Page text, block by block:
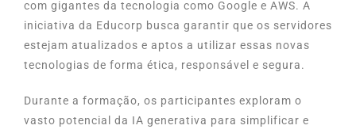
com gigantes da tecnologia como Google e AWS. A
iniciativa da Educorp busca garantir que os servidores
estejam atualizados e aptos a utilizar essas novas
tecnologias de forma ética, responsável e segura.
Durante a formação, os participantes exploram o
vasto potencial da IA generativa para simplificar e